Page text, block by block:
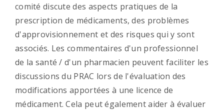
comité discute des aspects pratiques de la
prescription de médicaments, des problèmes
d'approvisionnement et des risques qui y sont
associés. Les commentaires d'un professionnel
de la santé / d'un pharmacien peuvent faciliter les
discussions du PRAC lors de l'évaluation des
modifications apportées à une licence de
médicament. Cela peut également aider à évaluer